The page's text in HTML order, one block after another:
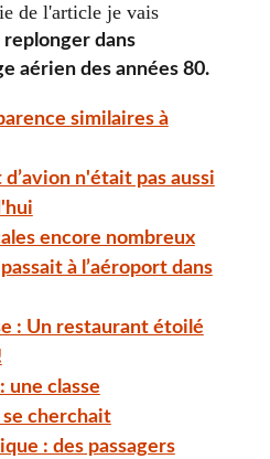
de l'article je vais
dans
aérien des années 80.
similaires à
n'était pas aussi
encore nombreux
à l’aéroport dans
: Un restaurant étoilé
une classe
cherchait
: des passagers